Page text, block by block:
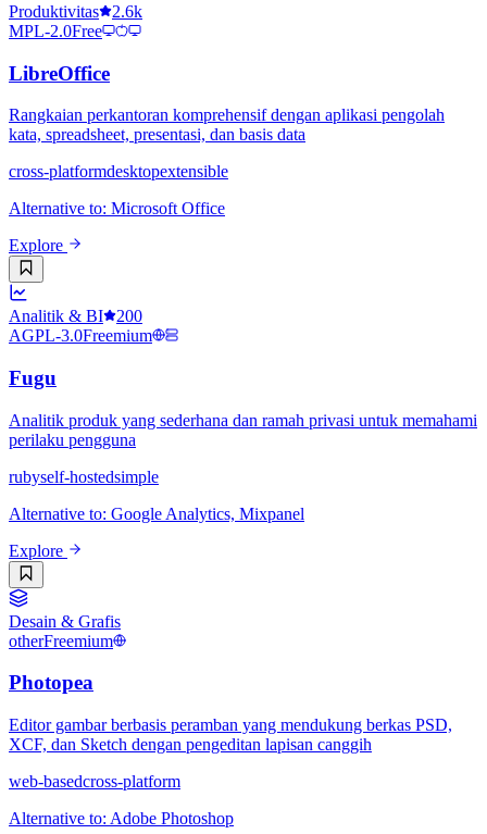
Produktivitas
2.6k
MPL-2.0Free
LibreOffice
Rangkaian perkantoran komprehensif dengan aplikasi pengolah
kata, spreadsheet, presentasi, dan basis data
cross-platformdesktopextensible
Alternative to: Microsoft Office
Explore
Analitik & BI
200
AGPL-3.0Freemium
Fugu
Analitik produk yang sederhana dan ramah privasi untuk memahami
perilaku pengguna
rubyself-hostedsimple
Alternative to: Google Analytics, Mixpanel
Explore
Desain & Grafis
otherFreemium
Photopea
Editor gambar berbasis peramban yang mendukung berkas PSD,
XCF, dan Sketch dengan pengeditan lapisan canggih
web-basedcross-platform
Alternative to: Adobe Photoshop